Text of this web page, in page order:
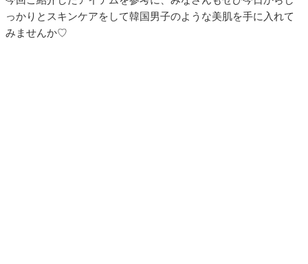
っかりとスキンケアをして韓国男子のような美肌を手に入れて
みませんか♡